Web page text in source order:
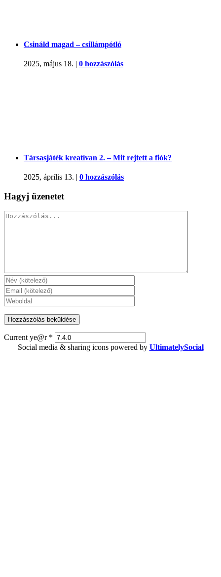
Csináld magad – csillámpótló
2025, május 18. | 0 hozzászólás
Társasjáték kreatívan 2. – Mit rejtett a fiók?
2025, április 13. | 0 hozzászólás
Hagyj üzenetet
Hozzászólás
Current ye@r *
Social media & sharing icons powered by UltimatelySocial